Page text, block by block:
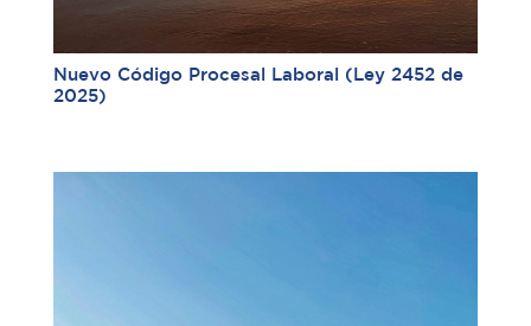
Nuevo Código Procesal Laboral (Ley 2452 de
2025)